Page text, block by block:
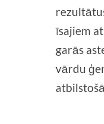
īsajiem
garās
vārdu